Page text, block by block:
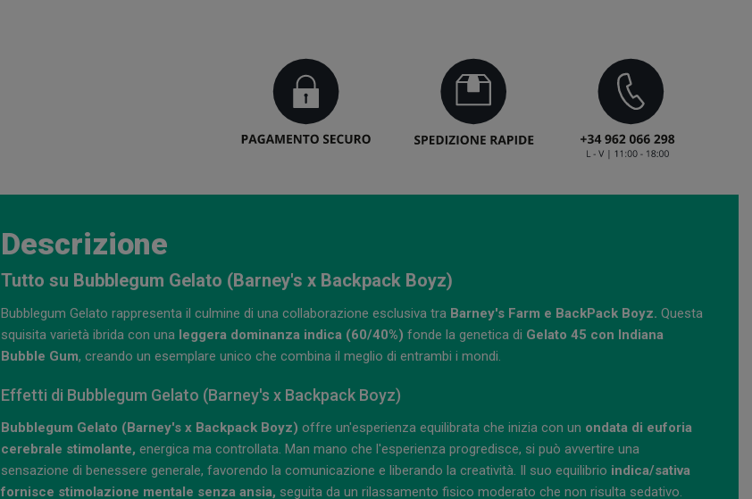
Descrizione
Tutto su Bubblegum Gelato (Barney's x Backpack Boyz)
Bubblegum Gelato rappresenta il culmine di una collaborazione esclusiva tra Barney's Farm e BackPack Boyz. Questa
squisita varietà ibrida con una leggera dominanza indica (60/40%) fonde la genetica di Gelato 45 con Indiana
Bubble Gum, creando un esemplare unico che combina il meglio di entrambi i mondi.
Effetti di Bubblegum Gelato (Barney's x Backpack Boyz)
Bubblegum Gelato (Barney's x Backpack Boyz) offre un'esperienza equilibrata che inizia con un ondata di euforia
cerebrale stimolante, energica ma controllata. Man mano che l'esperienza progredisce, si può avvertire una
sensazione di benessere generale, favorendo la comunicazione e liberando la creatività. Il suo equilibrio indica/sativa
fornisce stimolazione mentale senza ansia, seguita da un rilassamento fisico moderato che non risulta sedativo.